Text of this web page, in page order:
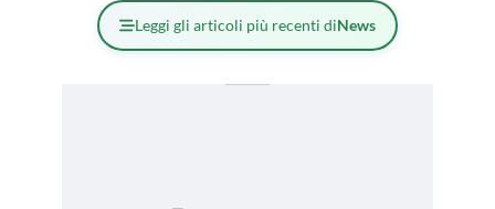
Leggi gli articoli più recenti diNews